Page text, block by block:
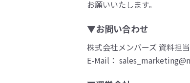
お願いいたします。
▼お問い合わせ
株式会社メンバーズ 資料担当
E-Mail：